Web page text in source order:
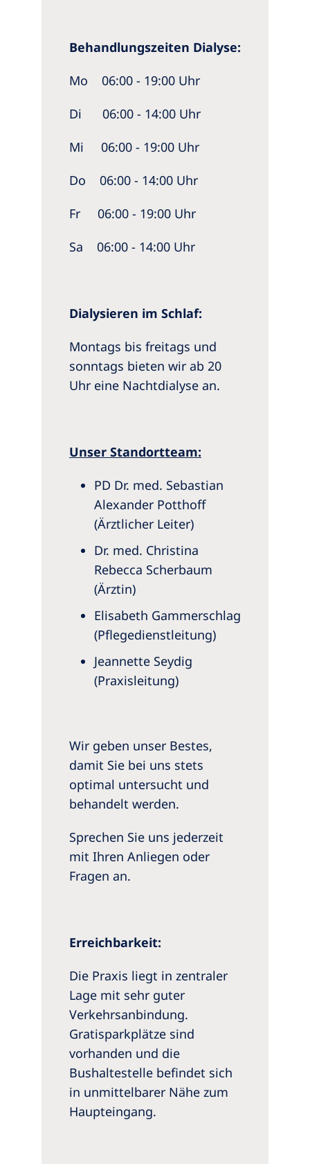
Behandlungszeiten Dialyse:
Mo 06:00 - 19:00 Uhr
Di 06:00 - 14:00 Uhr
Mi 06:00 - 19:00 Uhr
Do 06:00 - 14:00 Uhr
Fr 06:00 - 19:00 Uhr
Sa 06:00 - 14:00 Uhr
Dialysieren im Schlaf:
Montags bis freitags und
sonntags bieten wir ab 20
Uhr eine Nachtdialyse an.
Unser Standortteam:
PD Dr. med. Sebastian
Alexander Potthoff
(Ärztlicher Leiter)
Dr. med. Christina
Rebecca Scherbaum
(Ärztin)
Elisabeth Gammerschlag
(Pflegedienstleitung)
Jeannette Seydig
(Praxisleitung)
Wir geben unser Bestes,
damit Sie bei uns stets
optimal untersucht und
behandelt werden.
Sprechen Sie uns jederzeit
mit Ihren Anliegen oder
Fragen an.
Erreichbarkeit:
Die Praxis liegt in zentraler
Lage mit sehr guter
Verkehrsanbindung.
Gratisparkplätze sind
vorhanden und die
Bushaltestelle befindet sich
in unmittelbarer Nähe zum
Haupteingang.